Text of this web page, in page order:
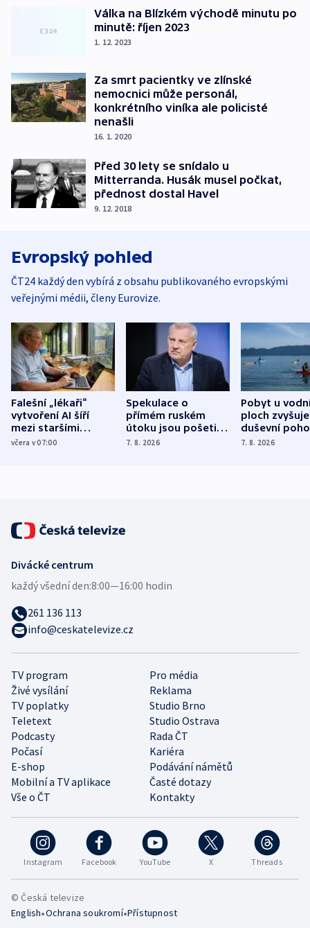
Válka na Blízkém východě minutu po
minutě: říjen 2023
1. 12. 2023
Za smrt pacientky ve zlínské
nemocnici může personál,
konkrétního viníka ale policisté
nenašli
16. 1. 2020
Před 30 lety se snídalo u
Mitterranda. Husák musel počkat,
přednost dostal Havel
9. 12. 2018
Evropský pohled
ČT24 každý den vybírá z obsahu publikovaného evropskými
veřejnými médii, členy Eurovize.
Falešní „lékaři“
vytvoření AI šíří
mezi staršími
Poláky nebezpečné
včera v 07:00
Spekulace o
přímém ruském
útoku jsou pošetilé,
míní estonský
7. 8. 2026
Pobyt u
ploch zvyšuje
duševní
ukázala
7. 8. 2026
Instagram Facebook YouTube X Threads
TV program
Pro média
Živé vysílání
Reklama
TV poplatky
Studio Brno
Teletext
Studio Ostrava
Podcasty
Rada ČT
Počasí
Kariéra
E-shop
Podávání námětů
Mobilní a TV aplikace
Časté dotazy
Vše o ČT
Kontakty
Divácké centrum
každý všední den:8:00—16:00 hodin
261 136 113
info@ceskatelevize.cz
© Česká televize
English•Ochrana soukromí•Přístupnost